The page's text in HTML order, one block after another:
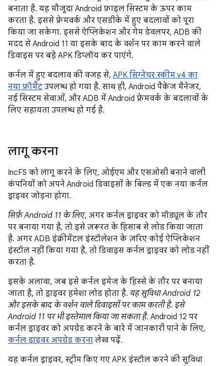
बनाता है. यह मौजूदा Android फ़ाइल सिस्टम के ऊपर काम
करता है. इससे फ़्रेमवर्क और एसडीके में हुए बदलावों को पूरा
किया जा सकेगा. इससे ऐप्लिकेशन और गेम डेवलपर, ADB की
मदद से Android 11 या इसके बाद के वर्शन पर काम करने वाले
डिवाइस पर बड़े APK डिप्लॉय कर पाएंगे.
कर्नल में हुए बदलाव की वजह से, APK सिग्नेचर स्कीम v4 का
नया फ़ॉर्मैट उपलब्ध हो गया है. साथ ही, Android पैकेज मैनेजर,
नई सिस्टम सेवाओं, और ADB में Android फ़्रेमवर्क के बदलावों के
लिए सहायता उपलब्ध हो गई है.
लागू करना
IncFS को लागू करने के लिए, ओईएम और एसओसी बनाने वाली
कंपनियों को अपने Android डिवाइसों के बिल्ड में एक नया कर्नल
ड्राइवर जोड़ना होगा.
सिर्फ़ Android 11 के लिए, अगर कर्नल ड्राइवर को मॉड्यूल के तौर
पर बनाया गया है, तो इसे ज़रूरत के हिसाब से लोड किया जाता
है. अगर ADB इंक्रीमेंटल इंस्टॉलेशन के ज़रिए कोई ऐप्लिकेशन
इंस्टॉल नहीं किया गया है, तो डिवाइस कर्नल ड्राइवर को लोड नहीं
करता है.
इसके अलावा, जब इसे कर्नल इमेज के हिस्से के तौर पर बनाया
जाता है, तो ड्राइवर हमेशा लोड होता है. यह सुविधा Android 12
और इसके बाद के वर्शन वाले डिवाइसों पर काम करती है. इसे
Android 11 पर भी इस्तेमाल किया जा सकता है. Android 12 पर
कर्नल ड्राइवर को अपग्रेड करने के बारे में जानकारी पाने के लिए,
कर्नल ड्राइवर अपग्रेड करना लेख पढ़ें.
यह कर्नल ड्राइवर, स्ट्रीम किए गए APK इंस्टॉल करने की सुविधा